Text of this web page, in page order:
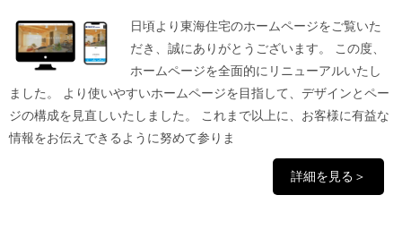
日頃より東海住宅のホームページをご覧いた
だき、誠にありがとうございます。 この度、
ホームページを全面的にリニューアルいたし
ました。 より使いやすいホームページを目指して、デザインとペー
ジの構成を見直しいたしました。 これまで以上に、お客様に有益な
情報をお伝えできるように努めて参りま
詳細を見る＞